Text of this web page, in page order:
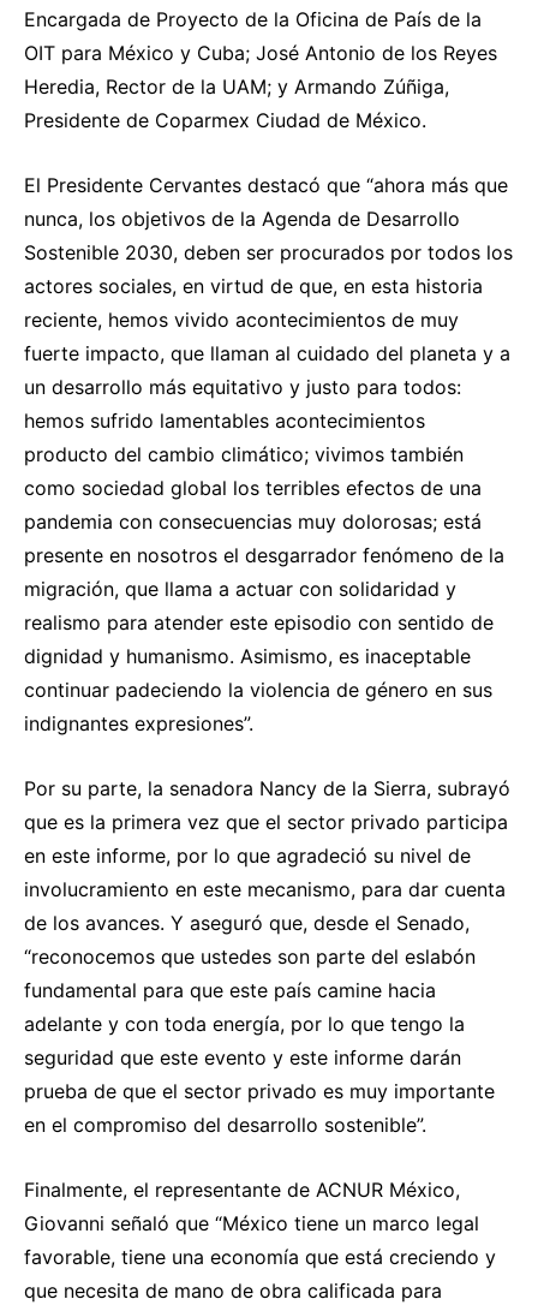
Encargada de Proyecto de la Oficina de País de la
OIT para México y Cuba; José Antonio de los Reyes
Heredia, Rector de la UAM; y Armando Zúñiga,
Presidente de Coparmex Ciudad de México.
El Presidente Cervantes destacó que “ahora más que
nunca, los objetivos de la Agenda de Desarrollo
Sostenible 2030, deben ser procurados por todos los
actores sociales, en virtud de que, en esta historia
reciente, hemos vivido acontecimientos de muy
fuerte impacto, que llaman al cuidado del planeta y a
un desarrollo más equitativo y justo para todos:
hemos sufrido lamentables acontecimientos
producto del cambio climático; vivimos también
como sociedad global los terribles efectos de una
pandemia con consecuencias muy dolorosas; está
presente en nosotros el desgarrador fenómeno de la
migración, que llama a actuar con solidaridad y
realismo para atender este episodio con sentido de
dignidad y humanismo. Asimismo, es inaceptable
continuar padeciendo la violencia de género en sus
indignantes expresiones”.
Por su parte, la senadora Nancy de la Sierra, subrayó
que es la primera vez que el sector privado participa
en este informe, por lo que agradeció su nivel de
involucramiento en este mecanismo, para dar cuenta
de los avances. Y aseguró que, desde el Senado,
“reconocemos que ustedes son parte del eslabón
fundamental para que este país camine hacia
adelante y con toda energía, por lo que tengo la
seguridad que este evento y este informe darán
prueba de que el sector privado es muy importante
en el compromiso del desarrollo sostenible”.
Finalmente, el representante de ACNUR México,
Giovanni señaló que “México tiene un marco legal
favorable, tiene una economía que está creciendo y
que necesita de mano de obra calificada para